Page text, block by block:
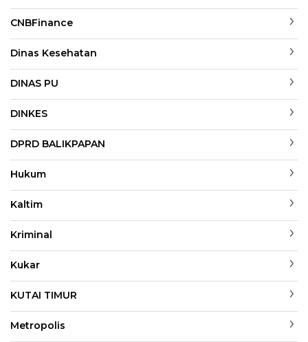
CNBFinance
Dinas Kesehatan
DINAS PU
DINKES
DPRD BALIKPAPAN
Hukum
Kaltim
Kriminal
Kukar
KUTAI TIMUR
Metropolis